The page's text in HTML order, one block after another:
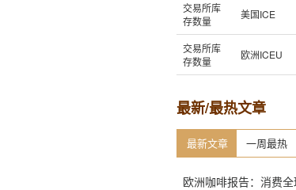
交易所库
存数量
美国ICE
交易所库
存数量
欧洲ICEU
最新/最热文章
最新文章 一周最热